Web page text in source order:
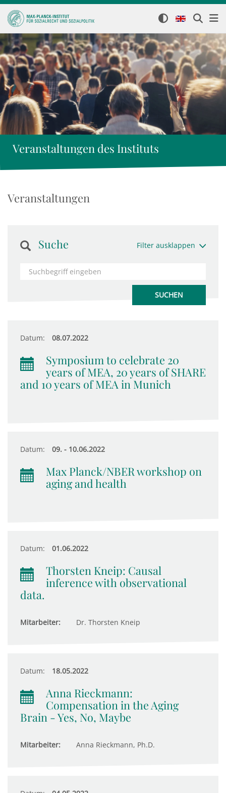
Veranstaltungen des Instituts
Veranstaltungen
Suche Filter ausklappen
Datum: 08.07.2022
Symposium to celebrate 20
years of MEA, 20 years of SHARE
and 10 years of MEA in Munich
Datum: 09. - 10.06.2022
Max Planck/NBER workshop on
aging and health
Datum: 01.06.2022
Thorsten Kneip: Causal
inference with observational
data.
Mitarbeiter: Dr. Thorsten Kneip
Datum: 18.05.2022
Anna Rieckmann:
Compensation in the Aging
Brain - Yes, No, Maybe
Mitarbeiter: Anna Rieckmann, Ph.D.